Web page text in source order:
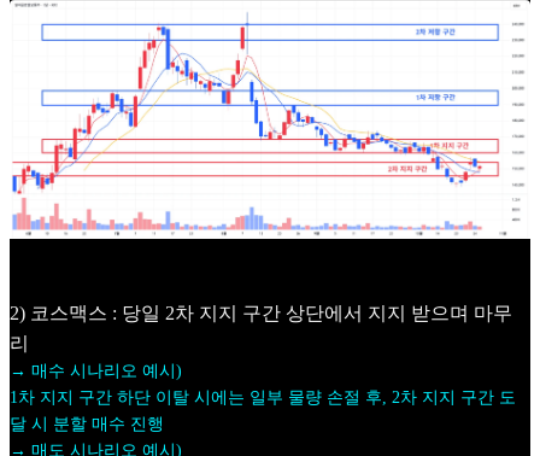
2) 코스맥스 : 당일 2차 지지 구간 상단에서 지지 받으며 마무
리
→ 매수 시나리오 예시)
1차 지지 구간 하단 이탈 시에는 일부 물량 손절 후, 2차 지지 구간 도
달 시 분할 매수 진행
→ 매도 시나리오 예시)